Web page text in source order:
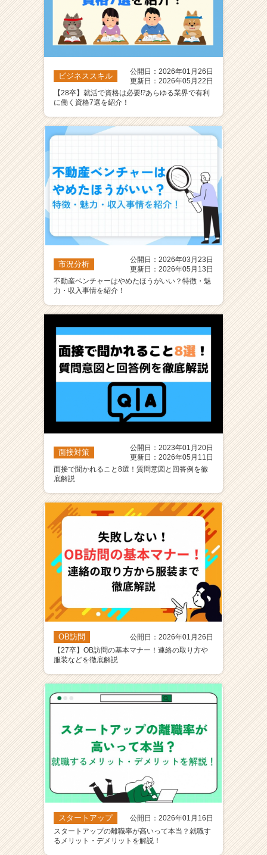
活
サ
イ
ト
チ
キ
ャ
リ
ア
（C
e
C
a
e
ビジネススキル
公開日：2026年01月26日
更新日：2026年05月22日
【28卒】就活で資格は必要⁉️あらゆる業界で有利
に働く資格7選を紹介！
市況分析
公開日：2026年03月23日
更新日：2026年05月13日
不動産ベンチャーはやめたほうがいい？特徴・魅
力・収入事情を紹介！
面接対策
公開日：2023年01月20日
更新日：2026年05月11日
面接で聞かれること8選！質問意図と回答例を徹
底解説
OB訪問
公開日：2026年01月26日
【27卒】OB訪問の基本マナー！連絡の取り方や
服装などを徹底解説
スタートアップ
公開日：2026年01月16日
スタートアップの離職率が高いって本当？就職す
るメリット・デメリットを解説！